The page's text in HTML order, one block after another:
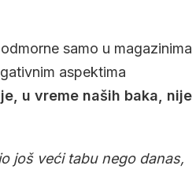
samo u magazinima
aspektima
u vreme naših baka, nije
još veći tabu nego danas,